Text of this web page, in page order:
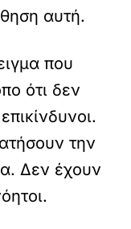
αυτή.
που
ότι δεν
την
Δεν έχουν